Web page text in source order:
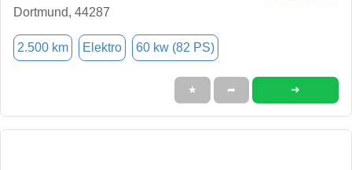
Dortmund, 44287
2.500 km Elektro 60 kw (82 PS)
★ ➦ ➜